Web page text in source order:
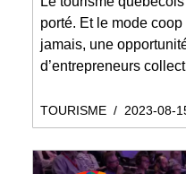
porté. Et le mode
jamais, une
d’entrepreneurs
TOURISME / 2023-08-